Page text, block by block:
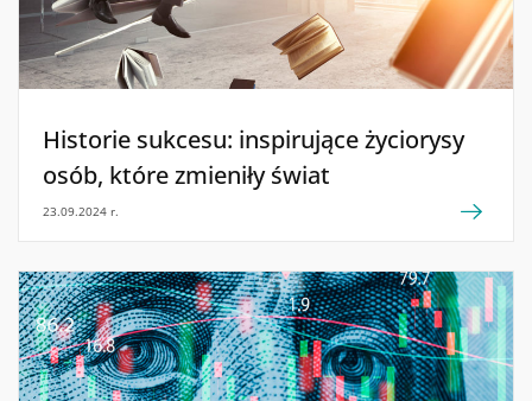
Historie sukcesu: inspirujące życiorysy
osób, które zmieniły świat
23.09.2024 r.